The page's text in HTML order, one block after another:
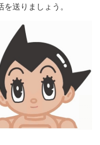
送りましょう。